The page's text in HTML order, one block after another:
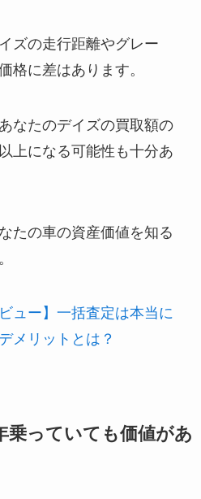
ズの走行距離やグレー
格に差はあります。
なたのデイズの買取額の
上になる可能性も十分あ
たの車の資産価値を知る
ュー】一括査定は本当に
メリットとは？
乗っていても価値があ